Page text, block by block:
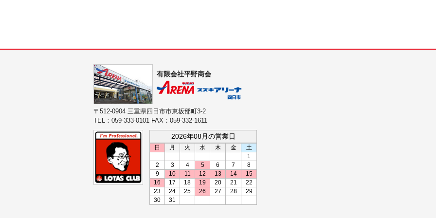
有限会社平野商会
〒512-0904 三重県四日市市東坂部町3-2
TEL：059-333-0101 FAX：059-332-1611
2026年08月の営業日
日 月 火 水 木 金
土
1
2
3 4 5 6 7
8
9
10 11 12 13 14
15
16
17 18 19 20 21
22
23
24 25 26 27 28
29
30
31